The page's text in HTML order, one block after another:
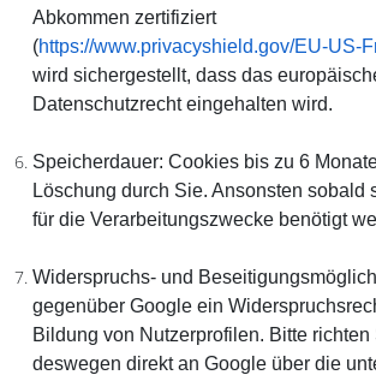
Abkommen zertifiziert
(https://www.privacyshield.gov/EU-US-
wird sichergestellt, dass das
Datenschutzrecht eingehalten wird.
Speicherdauer: Cookies bis zu 6
Löschung durch Sie. Ansonsten sobald
für die Verarbeitungszwecke benötigt
Widerspruchs- und
gegenüber Google ein
Bildung von Nutzerprofilen. Bitte richten
deswegen direkt an Google über die